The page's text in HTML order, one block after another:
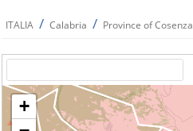
ITALIA / Calabria / Province of Cosenza